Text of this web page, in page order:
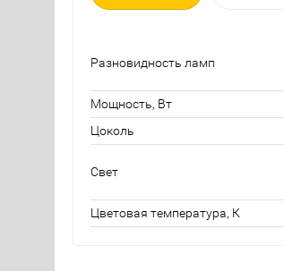
Разновидность ламп
Мощность, Вт
Цоколь
Свет
Цветовая температура, К